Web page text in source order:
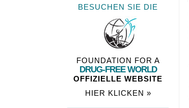
BESUCHEN SIE DIE
FOUNDATION FOR A
DRUG-FREE WORLD
OFFIZIELLE WEBSITE
HIER KLICKEN »